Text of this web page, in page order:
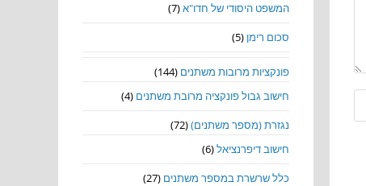
המשפט היסודי של חדו"א(7)
סכום רימן (5)
פונקציות מרובות משתנים (144)
חישוב גבול פונקציה מרובת משתנים (4)
נגזרת (מספר משתנים)(72)
חישוב דיפרנציאל(6)
כלל שרשרת במספר משתנים (27)